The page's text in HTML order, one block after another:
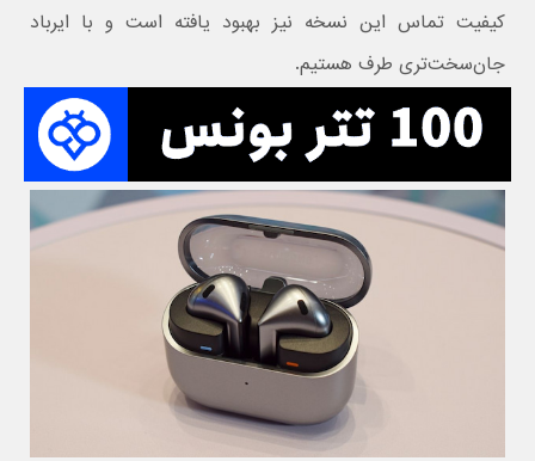
کیفیت تماس این نسخه نیز بهبود یافته است و با ایرباد
جان‌سخت‌تری طرف هستیم.